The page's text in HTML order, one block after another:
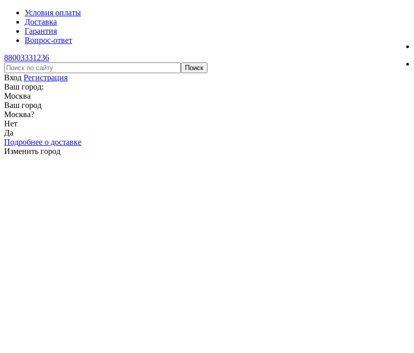
Условия оплаты
Доставка
Гарантия
Вопрос-ответ
88003331236
Вход Регистрация
Ваш город:
Москва
Ваш город
Москва?
Нет
Да
Подробнее о доставке
Изменить город